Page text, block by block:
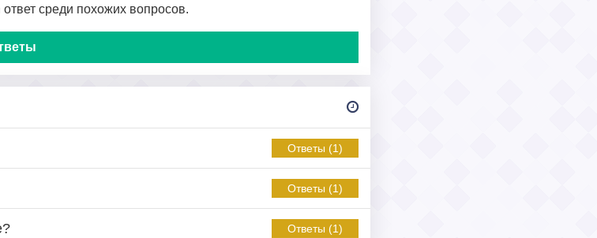
среди похожих вопросов.
Ответы (1)
Ответы (1)
Ответы (1)